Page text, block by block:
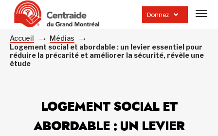
Donnez
la
Accueil
Médias
Logement social et abordable : un levier essentiel pour
réduire la précarité et améliorer la sécurité, révèle une
étude
LOGEMENT SOCIAL ET
ABORDABLE : UN LEVIER